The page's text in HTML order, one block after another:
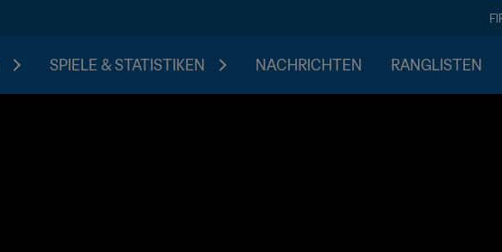
SPIELE & STATISTIKEN NACHRICHTEN RANGLISTEN